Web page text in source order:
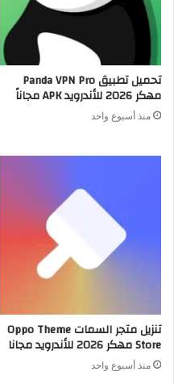
تحميل تطبيق Panda VPN Pro
مهكر 2026 للأندرويد APK مجاناً
منذ أسبوع واحد
تنزيل متجر السمات Oppo Theme
Store مهكر 2026 للأندرويد مجانا
منذ أسبوع واحد